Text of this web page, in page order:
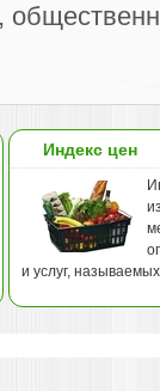
Индекс цен
и услуг,